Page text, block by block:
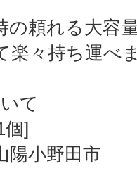
の頼れる大容
楽々持ち運べ
て
個]
小野田市